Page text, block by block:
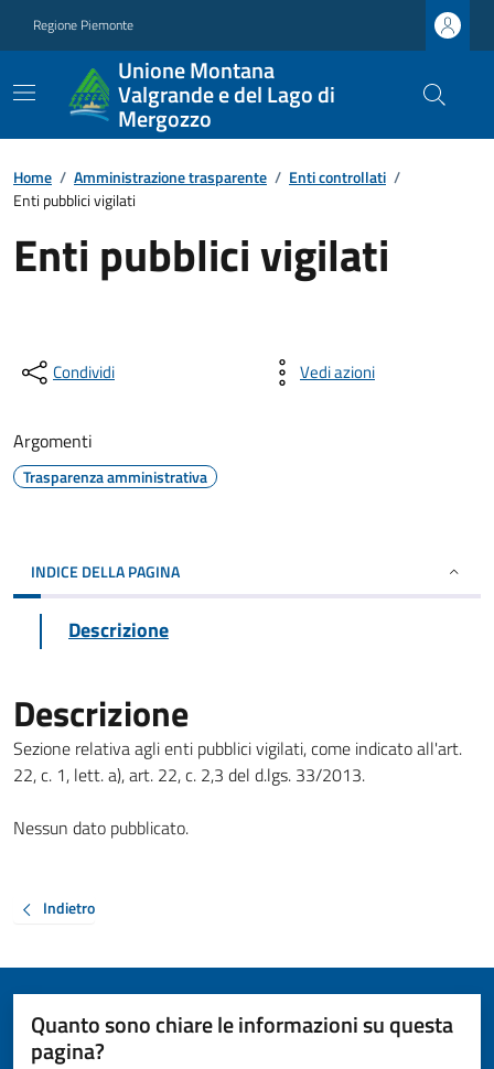
Regione Piemonte
Unione Montana
Valgrande e del Lago di
Mergozzo
Home / Amministrazione trasparente / Enti controllati /
Enti pubblici vigilati
Enti pubblici vigilati
Condividi Vedi azioni
Argomenti
Trasparenza amministrativa
INDICE DELLA PAGINA
Descrizione
Descrizione
Sezione relativa agli enti pubblici vigilati, come indicato all'art.
22, c. 1, lett. a), art. 22, c. 2,3 del d.lgs. 33/2013.
Nessun dato pubblicato.
Indietro
Quanto sono chiare le informazioni su questa
pagina?